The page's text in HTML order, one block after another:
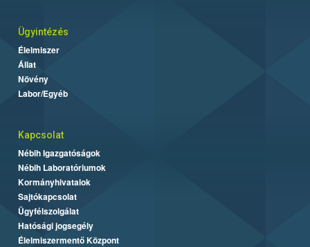
Ügyintézés
Élelmiszer
Állat
Növény
Labor/Egyéb
Kapcsolat
Nébih Igazgatóságok
Nébih Laboratóriumok
Kormányhivatalok
Sajtókapcsolat
Ügyfélszolgálat
Hatósági jogsegély
Élelmiszermentő Központ